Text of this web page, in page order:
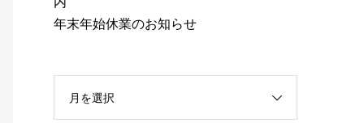
年末年始休業のお知らせ
月を選択